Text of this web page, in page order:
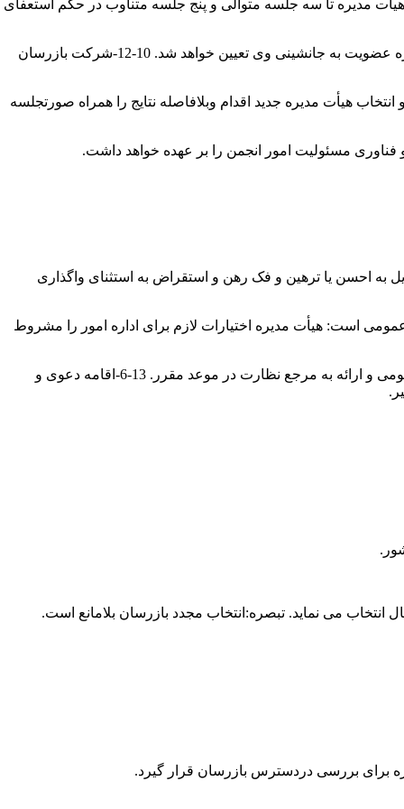
مدیره تا سه جلسه متوالی و پنج جلسه متناوب در حکم استعفای
9-12-در صورت استعفا، برکناری و یا فوت هر یک از اعضای هیأت مدیره، عضو علی البدل برای مدت باقیمانه دوره عضویت به جانشینی وی تعیین خواهد شد. 10-12-شرکت بازرسان
مجمع عمومی و انتخاب هیأت مدیره جدید اقدام وبلافاصله نتایج را همراه صورتجلسه
مسئولیت امور انجمن را بر عهده خواهد داشت.
به احسن یا ترهین و فک رهن و استقراض به استثنای واگذاری
است: هیأت مدیره اختیارات لازم برای اداره امور را مشروط
5-13-تهیه گزارش سالانه و تنظیم تراز مالی و صورتحساب درآمدها و هزینه های انجمن برای تصویب در مجمع عمومی و ارائه به مرجع نظارت در موعد مقرر. 13-6-اقامه دعوی و
برای بررسی دردسترس بازرسان قرار گیرد.